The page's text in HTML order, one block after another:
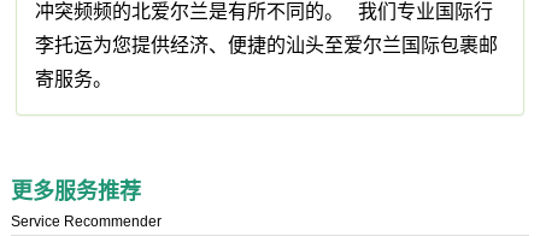
冲突频频的北爱尔兰是有所不同的。 我们专业国际行
李托运为您提供经济、便捷的汕头至爱尔兰国际包裹邮
寄服务。
更多服务推荐
Service Recommender